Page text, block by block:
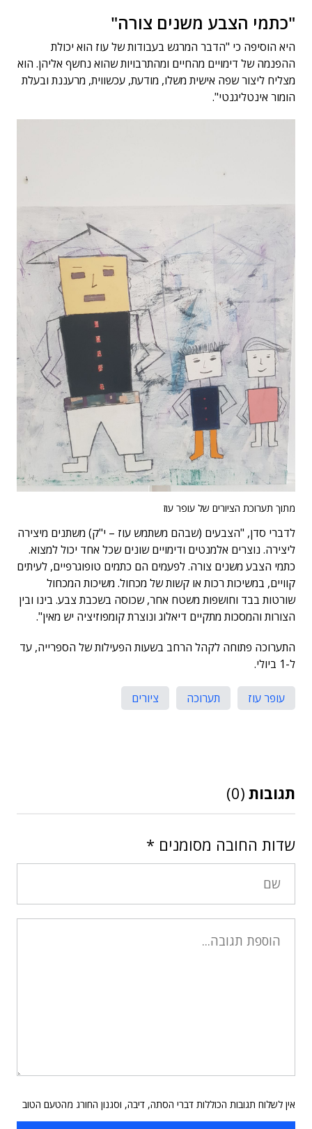
"כתמי הצבע משנים צורה"
היא הוסיפה כי "הדבר המרגש בעבודות של עוז הוא יכולת
ההפנמה של דימויים מהחיים ומהתרבויות שהוא נחשף אליהן. הוא
מצליח ליצור שפה אישית משלו, מודעת, עכשווית, מרעננת ובעלת
הומור אינטליגנטי".
מתוך תערוכת הציורים של עופר עוז
לדברי סדן, "הצבעים (שבהם משתמש עוז – י"ק) משתנים מיצירה
ליצירה. נוצרים אלמנטים ודימויים שונים שכל אחד יכול למצוא.
כתמי הצבע משנים צורה. לפעמים הם כתמים טופוגרפיים, לעיתים
קוויים, במשיכות רכות או קשות של מכחול. משיכות המכחול
שורטות בבד וחושפות משטח אחר, שכוסה בשכבת צבע. בינו ובין
הצורות והמסכות מתקיים דיאלוג ונוצרת קומפוזיציה יש מאין".
התערוכה פתוחה לקהל הרחב בשעות הפעילות של הספרייה, עד
ל-1 ביולי.
עופר עוז תערוכה ציורים
תגובות (0)
שדות החובה מסומנים *
אין לשלוח תגובות הכוללות דברי הסתה, דיבה, וסגנון החורג מהטעם הטוב